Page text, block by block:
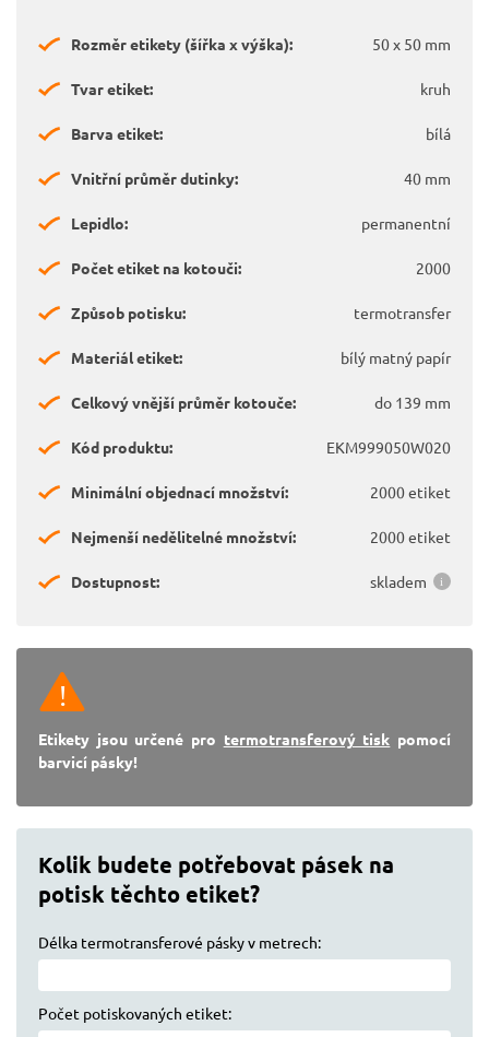
Rozměr etikety (šířka x výška): 50 x 50 mm
Tvar etiket: kruh
Barva etiket: bílá
Vnitřní průměr dutinky: 40 mm
Lepidlo: permanentní
Počet etiket na kotouči: 2000
Způsob potisku: termotransfer
Materiál etiket: bílý matný papír
Celkový vnější průměr kotouče: do 139 mm
Kód produktu: EKM999050W020
Minimální objednací množství: 2000 etiket
Nejmenší nedělitelné množství: 2000 etiket
Dostupnost: skladem
Etikety jsou určené pro termotransferový tisk pomocí
barvicí pásky!
Kolik budete potřebovat pásek na
potisk těchto etiket?
Délka termotransferové pásky v metrech:
Počet potiskovaných etiket: